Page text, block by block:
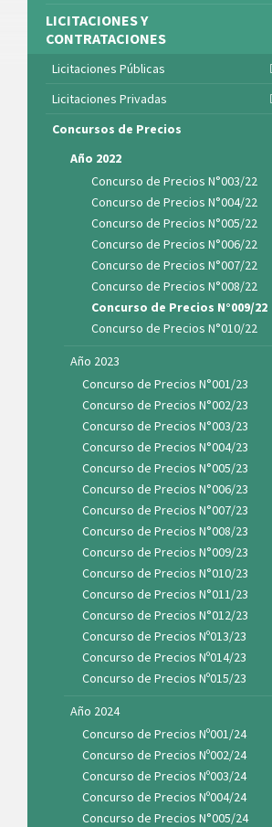
LICITACIONES Y
CONTRATACIONES
Licitaciones Públicas
Licitaciones Privadas
Concursos de Precios
Año 2022
Concurso de Precios N°003/22
Concurso de Precios N°004/22
Concurso de Precios N°005/22
Concurso de Precios N°006/22
Concurso de Precios N°007/22
Concurso de Precios N°008/22
Concurso de Precios N°009/22
Concurso de Precios N°010/22
Año 2023
Concurso de Precios N°001/23
Concurso de Precios N°002/23
Concurso de Precios N°003/23
Concurso de Precios N°004/23
Concurso de Precios N°005/23
Concurso de Precios N°006/23
Concurso de Precios N°007/23
Concurso de Precios N°008/23
Concurso de Precios N°009/23
Concurso de Precios N°010/23
Concurso de Precios N°011/23
Concurso de Precios N°012/23
Concurso de Precios Nº013/23
Concurso de Precios Nº014/23
Concurso de Precios Nº015/23
Año 2024
Concurso de Precios Nº001/24
Concurso de Precios Nº002/24
Concurso de Precios Nº003/24
Concurso de Precios Nº004/24
Concurso de Precios N°005/24